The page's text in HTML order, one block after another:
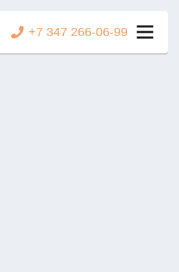
+7 347 266-06-99